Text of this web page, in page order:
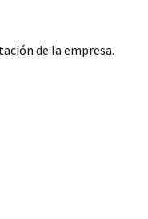
de la empresa.